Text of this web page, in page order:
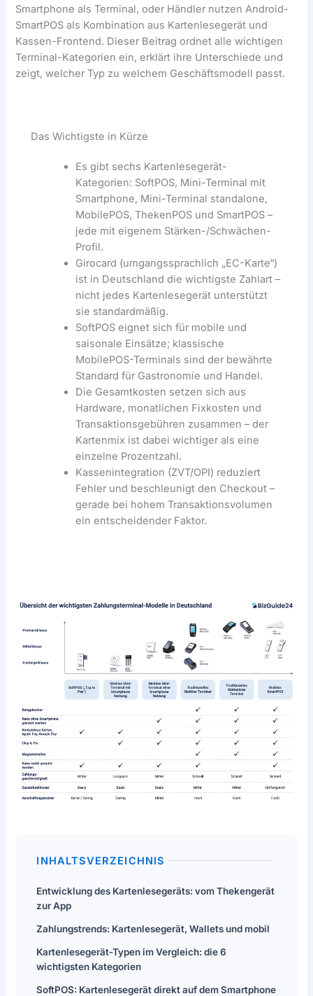
Smartphone als Terminal, oder Händler nutzen Android-
SmartPOS als Kombination aus Kartenlesegerät und
Kassen-Frontend. Dieser Beitrag ordnet alle wichtigen
Terminal-Kategorien ein, erklärt ihre Unterschiede und
zeigt, welcher Typ zu welchem Geschäftsmodell passt.
Das Wichtigste in Kürze
Es gibt sechs Kartenlesegerät-
Kategorien: SoftPOS, Mini-Terminal mit
Smartphone, Mini-Terminal standalone,
MobilePOS, ThekenPOS und SmartPOS –
jede mit eigenem Stärken-/Schwächen-
Profil.
Girocard (umgangssprachlich „EC-Karte“)
ist in Deutschland die wichtigste Zahlart –
nicht jedes Kartenlesegerät unterstützt
sie standardmäßig.
SoftPOS eignet sich für mobile und
saisonale Einsätze; klassische
MobilePOS-Terminals sind der bewährte
Standard für Gastronomie und Handel.
Die Gesamtkosten setzen sich aus
Hardware, monatlichen Fixkosten und
Transaktionsgebühren zusammen – der
Kartenmix ist dabei wichtiger als eine
einzelne Prozentzahl.
Kassenintegration (ZVT/OPI) reduziert
Fehler und beschleunigt den Checkout –
gerade bei hohem Transaktionsvolumen
ein entscheidender Faktor.
INHALTSVERZEICHNIS
Entwicklung des Kartenlesegeräts: vom Thekengerät
zur App
Zahlungstrends: Kartenlesegerät, Wallets und mobil
Kartenlesegerät-Typen im Vergleich: die 6
wichtigsten Kategorien
SoftPOS: Kartenlesegerät direkt auf dem Smartphone